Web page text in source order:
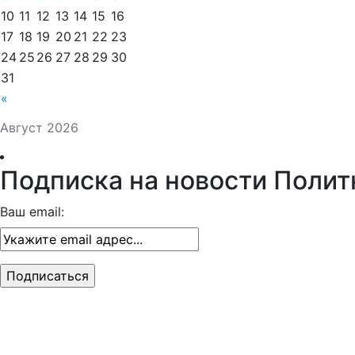
Август 2026
«
10 11 12 13 14 15 16
17 18 19 20 21 22 23
24 25 26 27 28 29 30
31
Подписка на новости
Ваш email: